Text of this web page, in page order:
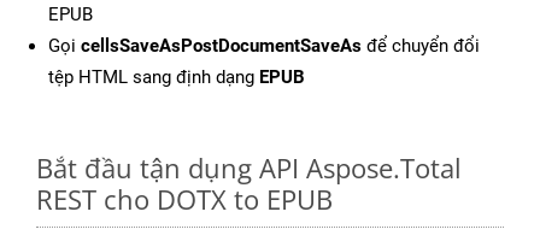
EPUB
Gọi cellsSaveAsPostDocumentSaveAs để chuyển đổi
tệp HTML sang định dạng EPUB
Bắt đầu tận dụng API Aspose.Total
REST cho DOTX to EPUB